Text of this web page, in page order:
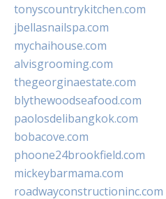
tonyscountrykitchen.com
jbellasnailspa.com
mychaihouse.com
alvisgrooming.com
thegeorginaestate.com
blythewoodseafood.com
paolosdelibangkok.com
bobacove.com
phoone24brookfield.com
mickeybarmama.com
roadwayconstructioninc.com